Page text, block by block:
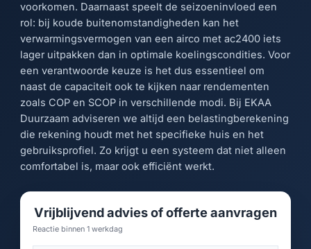
voorkomen. Daarnaast speelt de seizoeninvloed een
rol: bij koude buitenomstandigheden kan het
verwarmingsvermogen van een airco met ac2400 iets
lager uitpakken dan in optimale koelingscondities. Voor
een verantwoorde keuze is het dus essentieel om
naast de capaciteit ook te kijken naar rendementen
zoals COP en SCOP in verschillende modi. Bij EKAA
Duurzaam adviseren we altijd een belastingberekening
die rekening houdt met het specifieke huis en het
gebruiksprofiel. Zo krijgt u een systeem dat niet alleen
comfortabel is, maar ook efficiënt werkt.
Vrijblijvend advies of offerte aanvragen
Reactie binnen 1 werkdag